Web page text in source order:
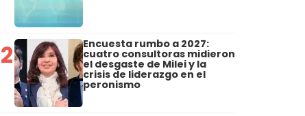
2 Encuesta rumbo a 2027:
cuatro consultoras midieron
el desgaste de Milei y la
crisis de liderazgo en el
peronismo